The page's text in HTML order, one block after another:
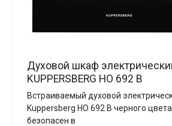
Духовой шкаф
KUPPERSBERG HO 692 B
Встраиваемый духовой
Kuppersberg HO 692 B черного
безопасен в